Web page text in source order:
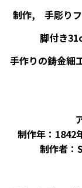
制作, 手彫り
脚付き
手作りの鋳金細
制作年：1842
制作者